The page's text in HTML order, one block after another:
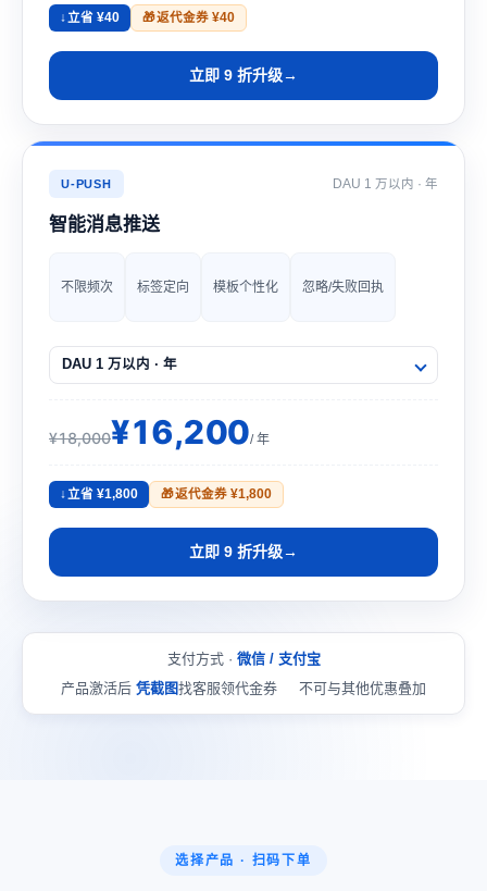
立省 ¥40 返代金券 ¥40
立即 9 折升级
U-PUSH DAU 1 万以内 · 年
智能消息推送
不限频次 标签定向 模板个性化 忽略/失败回执
¥18,000¥16,200/ 年
立省 ¥1,800 返代金券 ¥1,800
立即 9 折升级
支付方式 · 微信 / 支付宝
产品激活后 凭截图找客服领代金券 不可与其他优惠叠加
选择产品 · 扫码下单